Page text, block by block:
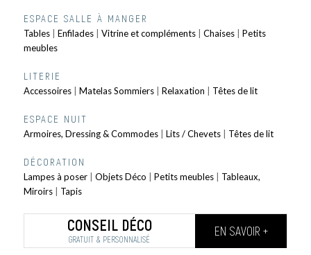
ESPACE SALLE À MANGER
Tables| Enfilades| Vitrine et compléments| Chaises| Petits
meubles
LITERIE
Accessoires| Matelas Sommiers| Relaxation Têtes de lit
ESPACE NUIT
Armoires, Dressing & Commodes| Lits / Chevets| Têtes de lit
DÉCORATION
Lampes à poser| Objets Déco Petits meubles| Tableaux,
Miroirs| Tapis
CONSEIL DÉCO
GRATUIT & PERSONNALISÉ
EN SAVOIR +